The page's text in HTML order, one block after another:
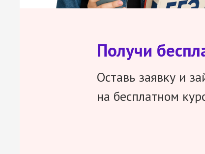
Получи
Оставь заявку и
на бесплатном